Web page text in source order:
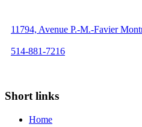
11794, Avenue P.-M.-Favier
514-881-7216
Short links
Home